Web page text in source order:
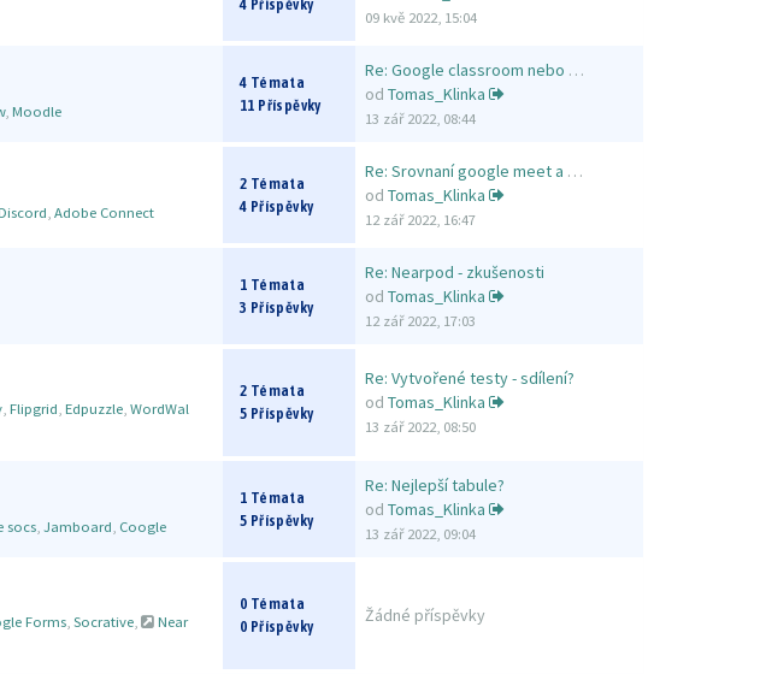
4 Příspěvky
09 kvě 2022, 15:04
, Moodle
4 Témata
11 Příspěvky
Re: Google classroom nebo MS …
od Tomas_Klinka
13 zář 2022, 08:44
, Adobe Connect
2 Témata
4 Příspěvky
Re: Srovnaní google meet a Zo…
od Tomas_Klinka
12 zář 2022, 16:47
1 Témata
3 Příspěvky
Re: Nearpod - zkušenosti
od Tomas_Klinka
12 zář 2022, 17:03
, Flipgrid, Edpuzzle, WordWal
2 Témata
5 Příspěvky
Re: Vytvořené testy - sdílení?
od Tomas_Klinka
13 zář 2022, 08:50
socs, Jamboard, Coogle
1 Témata
5 Příspěvky
Re: Nejlepší tabule?
od Tomas_Klinka
13 zář 2022, 09:04
Forms, Socrative,
Near
0 Témata
0 Příspěvky
Žádné příspěvky